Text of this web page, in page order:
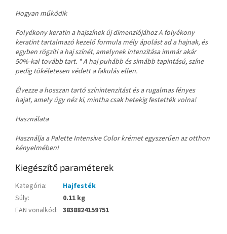
Hogyan működik
Folyékony keratin a hajszínek új dimenziójához A folyékony
keratint tartalmazó kezelő formula mély ápolást ad a hajnak, és
egyben rögzíti a haj színét, amelynek intenzitása immár akár
50%-kal tovább tart. * A haj puhább és simább tapintású, színe
pedig tökéletesen védett a fakulás ellen.
Élvezze a hosszan tartó színintenzitást és a rugalmas fényes
hajat, amely úgy néz ki, mintha csak hetekig festették volna!
Használata
Használja a Palette Intensive Color krémet egyszerűen az otthon
kényelmében!
Kiegészítő paraméterek
Kategória:
Hajfesték
Súly:
0.11 kg
EAN vonalkód: 3838824159751